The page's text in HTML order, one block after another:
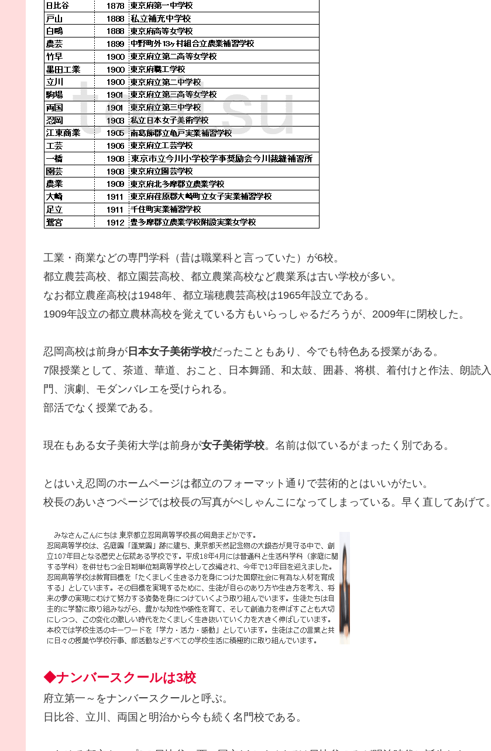
工業・商業などの専門学科（昔は職業科と言っていた）が6校。
都立農芸高校、都立園芸高校、都立農業高校など農業系は古い学校が多い。
なお都立農産高校は1948年、都立瑞穂農芸高校は1965年設立である。
1909年設立の都立農林高校を覚えている方もいらっしゃるだろうが、2009年に閉校した。
忍岡高校は前身が 日本女子美術学校だったこともあり、今でも特色ある授業がある。
7限授業として、茶道、華道、おこと、日本舞踊、和太鼓、囲碁、将棋、着付けと作法、朗読入
門、演劇、モダンバレエを受けられる。
部活でなく授業である。
現在もある女子美術大学は前身が女子美術学校。名前は似ているがまったく別である。
とはいえ忍岡のホームページは都立のフォーマット通りで芸術的とはいいがたい。
校長のあいさつページでは校長の写真がぺしゃんこになってしまっている。早く直してあげて。
◆ナンバースクールは3校
府立第一～をナンバースクールと呼ぶ。
日比谷、立川、両国と明治から今も続く名門校である。